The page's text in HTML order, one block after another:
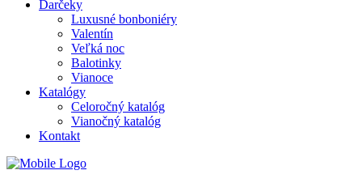
Darčeky
Luxusné bonboniéry
Valentín
Veľká noc
Balotinky
Vianoce
Katalógy
Celoročný katalóg
Vianočný katalóg
Kontakt